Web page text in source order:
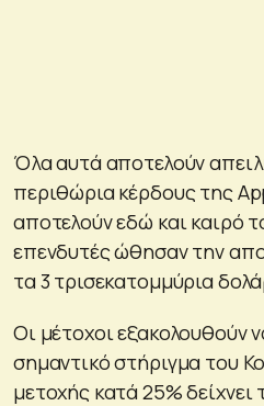
Όλα αυτά αποτελούν
περιθώρια κέρδους της
αποτελούν εδώ και καιρό
επενδυτές ώθησαν την
τα 3 τρισεκατομμύρια
Οι μέτοχοι εξακολουθούν
σημαντικό στήριγμα του
μετοχής κατά 25% δείχνει